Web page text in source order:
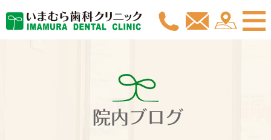
院内ブログ